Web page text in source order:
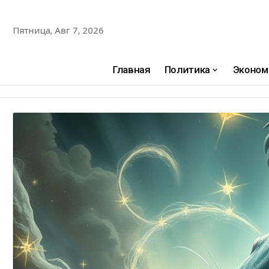
Пятница, Авг 7, 2026
Главная Политика